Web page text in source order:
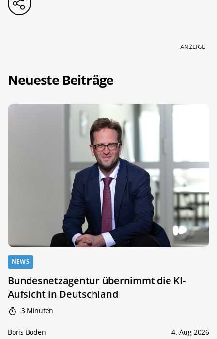
ANZEIGE
Neueste Beiträge
NEWS
Bundesnetzagentur übernimmt die KI-
Aufsicht in Deutschland
3 Minuten
Boris Boden 4. Aug 2026